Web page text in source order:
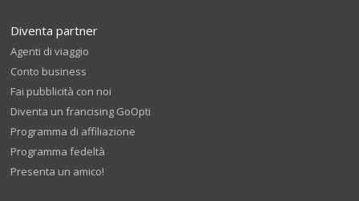
Diventa partner
Agenti di viaggio
Conto business
Fai pubblicità con noi
Diventa un francising GoOpti
Programma di affiliazione
Programma fedeltà
Presenta un amico!